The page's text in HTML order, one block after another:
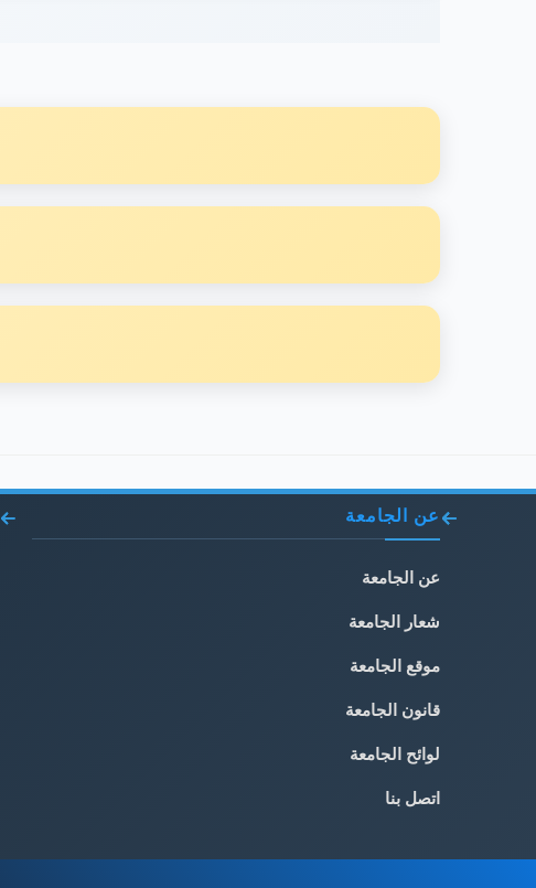
عن الجامعة
عن الجامعة
شعار الجامعة
موقع الجامعة
قانون الجامعة
لوائح الجامعة
اتصل بنا